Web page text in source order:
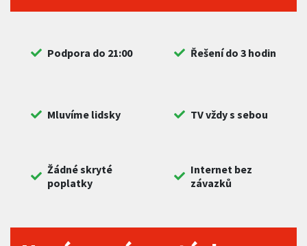
Podpora do 21:00 Řešení do 3 hodin
Mluvíme lidsky TV vždy s sebou
Žádné skryté
poplatky
Internet bez
závazků